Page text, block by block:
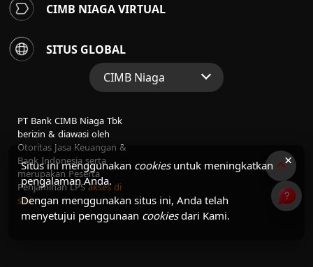
×
Situs ini menggunakan cookiesuntuk meningkatkan
pengalaman Anda.
Dengan menggunakan situs ini, Anda telah
menyetujui penggunaan cookiesdari Kami.
CIMB NIAGA VIRTUAL
SITUS GLOBAL
CIMB Niaga
Perbankan Konsumen
Perbankan Syariah
PT Bank CIMB Niaga Tbk
berizin & diawasi oleh
Otoritas Jasa Keuangan &
Bank Indonesia serta
merupakan Peserta
Penjaminan LPSakses di
sini